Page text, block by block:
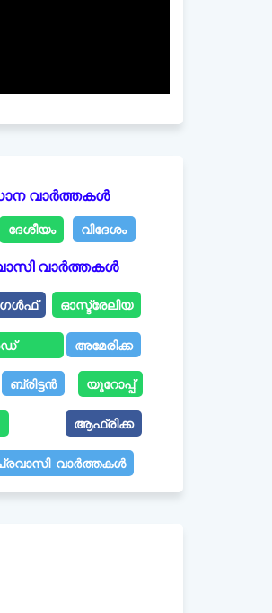
വാർത്തകൾ
ദേശീയം വിദേശം
വാർത്തകൾ
ഗൾഫ് ഓസ്ട്രേലിയ
അമേരിക്ക
ബ്രിട്ടൻ യൂറോപ്പ്
ആഫ്രിക്ക
വാർത്തകൾ